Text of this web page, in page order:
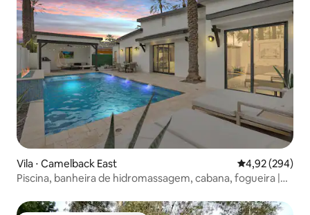
Vila ⋅ Camelback East 4,92 de uma
4,92 (294)
Piscina, banheira de hidromassagem, cabana, fogueira |